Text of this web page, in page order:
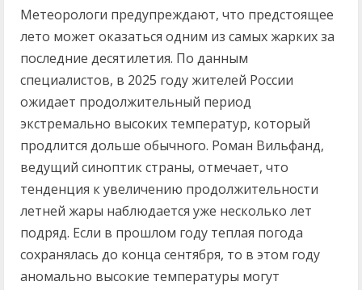
Метеорологи предупреждают, что предстоящее
лето может оказаться одним из самых жарких за
последние десятилетия. По данным
специалистов, в 2025 году жителей России
ожидает продолжительный период
экстремально высоких температур, который
продлится дольше обычного. Роман Вильфанд,
ведущий синоптик страны, отмечает, что
тенденция к увеличению продолжительности
летней жары наблюдается уже несколько лет
подряд. Если в прошлом году теплая погода
сохранялась до конца сентября, то в этом году
аномально высокие температуры могут